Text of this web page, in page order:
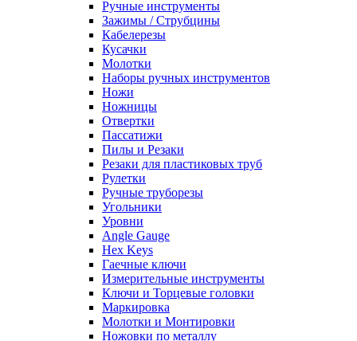
Ручные инструменты
Зажимы / Струбцины
Кабелерезы
Кусачки
Молотки
Наборы ручных инструментов
Ножи
Ножницы
Отвертки
Пассатижи
Пилы и Резаки
Резаки для пластиковых труб
Рулетки
Ручные труборезы
Угольники
Уровни
Angle Gauge
Hex Keys
Гаечные ключи
Измерительные инструменты
Ключи и Торцевые головки
Маркировка
Молотки и Монтировки
Ножовки по металлу